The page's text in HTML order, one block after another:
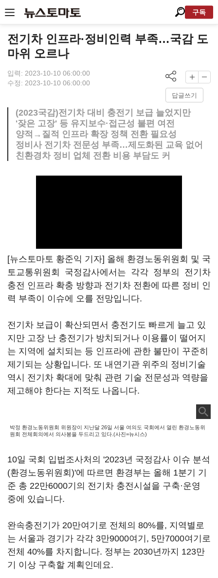
구독
전기차 인프라·정비인력 부족…국감 도
마위 오르나
입력: 2023-10-10 06:00:00
수정: 2023-10-10 06:00:00
답글쓰기
(2023국감)전기차 대비 충전기 보급 늘었지만
'잦은 고장' 등 유지보수·접근성 불편 여전
양적→질적 인프라 확장 정책 전환 필요성
정비사 전기차 전문성 부족…제도화된 교육 없어
친환경차 정비 업체 전환 비용 부담도 커
[뉴스토마토 황준익 기자] 올해 환경노동위원회 및 국
토교통위원회 국정감사에서는 각각 정부의 전기차
충전 인프라 확충 방향과 전기차 전환에 따른 정비 인
력 부족이 이슈에 오를 전망입니다.
전기차 보급이 확산되면서 충전기도 빠르게 늘고 있
지만 고장 난 충전기가 방치되거나 이용률이 떨어지
는 지역에 설치되는 등 인프라에 관한 불만이 꾸준히
제기되는 상황입니다. 또 내연기관 위주의 정비기술
역시 전기차 확대에 맞춰 관련 기술 전문성과 역량을
제고해야 한다는 지적도 나옵니다.
박정 환경노동위원회 위원장이 지난달 26일 서울 여의도 국회에서 열린 환경노동위
원회 전체회의에서 의사봉을 두드리고 있다.(사진=뉴시스)
10일 국회 입법조사처의 '2023년 국정감사 이슈 분석
(환경노동위원회)'에 따르면 환경부는 올해 1분기 기
준 총 22만6000기의 전기차 충전시설을 구축·운영
중에 있습니다.
완속충전기가 20만여기로 전체의 80%를, 지역별로
는 서울과 경기가 각각 3만9000여기, 5만7000여기로
전체 40%를 차지합니다. 정부는 2030년까지 123만
기 이상 구축할 계획인데요.